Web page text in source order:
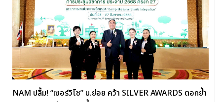
NAM ปลื้ม! “เซอร์วิโซ” บ.ย่อย คว้า SILVER AWARDS ตอกย้ำ